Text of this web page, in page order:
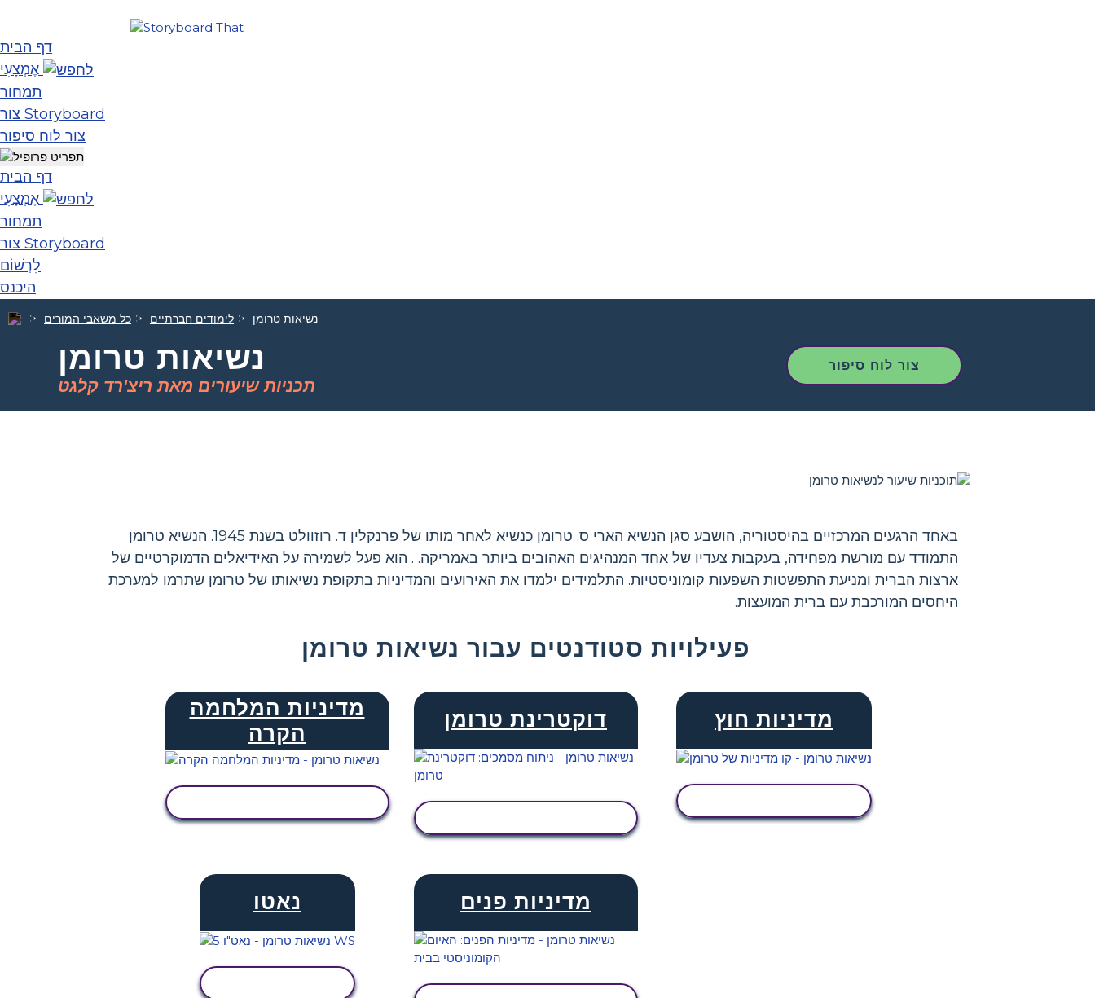
דף הבית
אֶמְצָעִי
תמחור
צור Storyboard
צור לוח סיפור
דף הבית
אֶמְצָעִי
תמחור
צור Storyboard
לִרְשׁוֹם
היכנס
כל משאבי המורים לימודים חברתיים נשיאות טרומן
נשיאות טרומן
תכניות שיעורים מאת ריצ'רד קלגט
צור לוח סיפור
באחד הרגעים המרכזיים בהיסטוריה, הושבע סגן הנשיא הארי ס. טרומן כנשיא לאחר מותו של פרנקלין ד. רוזוולט בשנת 1945. הנשיא טרומן
התמודד עם מורשת מפחידה, בעקבות צעדיו של אחד המנהיגים האהובים ביותר באמריקה. . הוא פעל לשמירה על האידיאלים הדמוקרטיים של
ארצות הברית ומניעת התפשטות השפעות קומוניסטיות. התלמידים ילמדו את האירועים והמדיניות בתקופת נשיאותו של טרומן שתרמו למערכת
היחסים המורכבת עם ברית המועצות.
פעילויות סטודנטים עבור נשיאות טרומן
מדיניות המלחמה
הקרה
דוקטרינת טרומן מדיניות חוץ
נאטו מדיניות פנים